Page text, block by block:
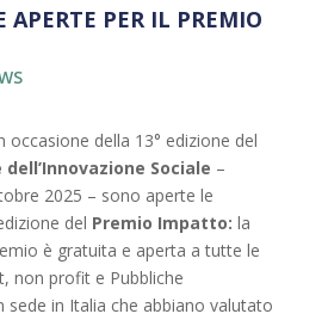
APERTE PER IL PREMIO
occasione della 13° edizione del
dell’Innovazione Sociale –
2025 – sono aperte le
del Premio Impatto: la
è gratuita e aperta a tutte le
non profit e Pubbliche
sede in Italia che abbiano valutato